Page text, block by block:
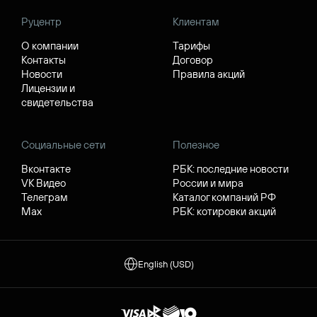
Руцентр
О компании
Контакты
Новости
Лицензии и
свидетельства
Клиентам
Тарифы
Договор
Правила акций
Социальные сети
Вконтакте
VK Видео
Телеграм
Max
Полезное
РБК: последние новости
России и мира
Каталог компаний РФ
РБК: котировки акций
English (USD)